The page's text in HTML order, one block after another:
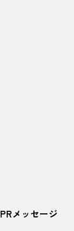
PRメッセージ